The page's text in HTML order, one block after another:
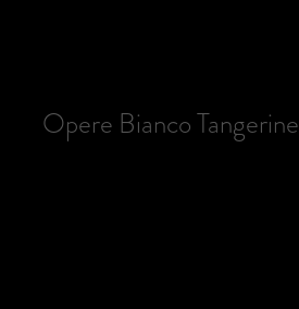
Opere Bianco Tangerine